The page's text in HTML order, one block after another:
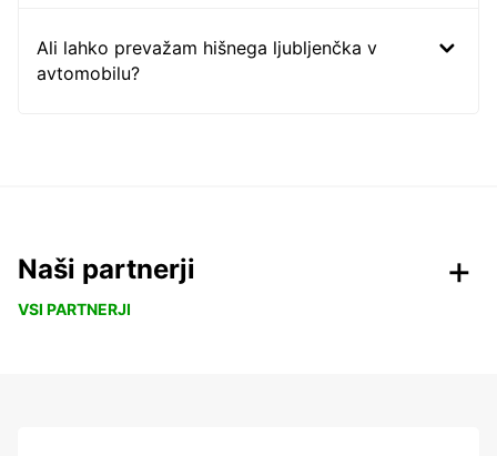
Ali lahko prevažam hišnega ljubljenčka v
avtomobilu?
Naši partnerji
VSI PARTNERJI